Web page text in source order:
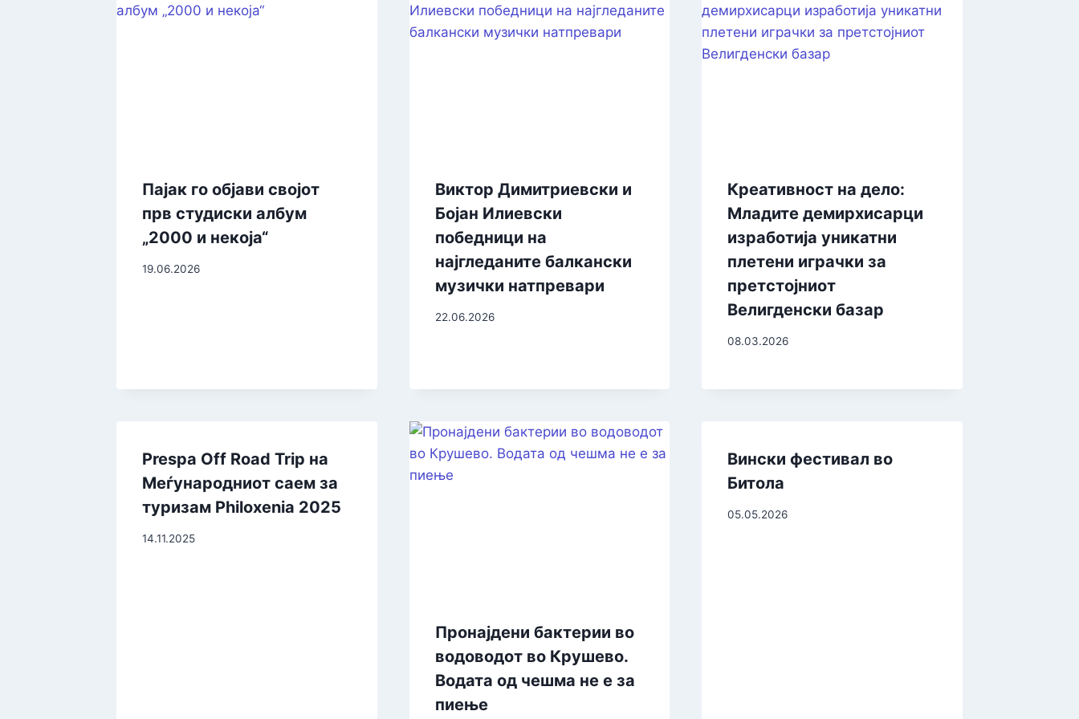
Пајак го објави својот
прв студиски албум
„2000 и некоја“
19.06.2026
Виктор Димитриевски и
Бојан Илиевски
победници на
најгледаните балкански
музички натпревари
22.06.2026
Креативност на дело:
Младите демирхисарци
изработија уникатни
плетени играчки за
претстојниот
Велигденски базар
08.03.2026
Prespa Off Road Trip на
Меѓународниот саем за
туризам Philoxenia 2025
14.11.2025
Пронајдени бактерии во
водоводот во Крушево.
Водата од чешма не е за
пиење
Вински фестивал во
Битола
05.05.2026